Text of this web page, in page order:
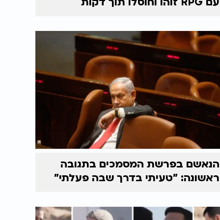
הנאשם בפרשת המסמכים בתגובה
ראשונה: "טעיתי בדרך שבה פעלתי"